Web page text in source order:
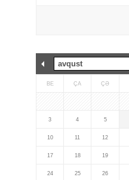
BE ÇA ÇƏ
3 4 5
10 11 12
17 18 19
24 25 26